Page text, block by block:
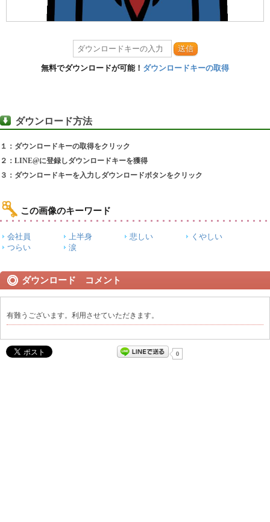
送信
無料でダウンロードが可能！ ダウンロードキーの取得
ダウンロード方法
１：ダウンロードキーの取得をクリック
２：LINE@に登録しダウンロードキーを獲得
３：ダウンロードキーを入力しダウンロードボタンをクリック
この画像のキーワード
会社員 上半身 悲しい
くやしい
つらい
涙
ダウンロード コメント
有難うございます。利用させていただきます。
0